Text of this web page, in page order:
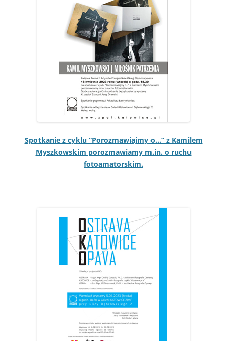
Spotkanie z cyk­lu “Poroz­maw­ia­jmy o…” z Kamilem
Myszkowskim poroz­maw­iamy m.in. o ruchu
fotoamatorskim.